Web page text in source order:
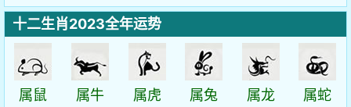
十二生肖2023全年运势
属鼠 属牛 属虎 属兔 属龙 属蛇